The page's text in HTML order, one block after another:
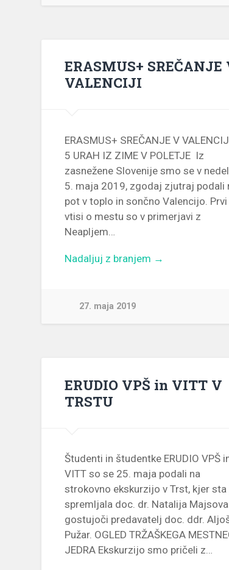
ERASMUS+ SREČANJE
VALENCIJI
ERASMUS+ SREČANJE V
5 URAH IZ ZIME V POLETJE Iz
zasnežene Slovenije smo se v
5. maja 2019, zgodaj zjutraj podali
pot v toplo in sončno Valencijo. Prvi
vtisi o mestu so v primerjavi z
Neapljem…
Nadaljuj z branjem →
27. maja 2019
ERUDIO VPŠ in VITT V
TRSTU
Študenti in študentke ERUDIO VPŠ
VITT so se 25. maja podali na
strokovno ekskurzijo v Trst, kjer sta
spremljala doc. dr. Natalija
gostujoči predavatelj doc. ddr.
Pužar. OGLED TRŽAŠKEGA
JEDRA Ekskurzijo smo pričeli z…